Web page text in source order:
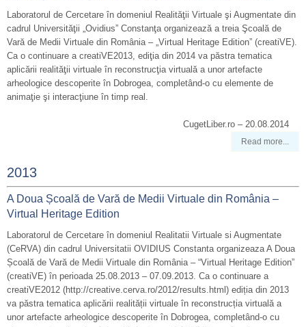
Laboratorul de Cercetare în domeniul Realităţii Virtuale şi Augmentate din
cadrul Universităţii „Ovidius” Constanţa organizează a treia Şcoală de
Vară de Medii Virtuale din România – „Virtual Heritage Edition” (creatiVE).
Ca o continuare a creatiVE2013, ediţia din 2014 va păstra tematica
aplicării realităţii virtuale în reconstrucţia virtuală a unor artefacte
arheologice descoperite în Dobrogea, completând-o cu elemente de
animaţie şi interacţiune în timp real.
CugetLiber.ro – 20.08.2014
Read more...
2013
A Doua Școală de Vară de Medii Virtuale din România –
Virtual Heritage Edition
Laboratorul de Cercetare în domeniul Realitatii Virtuale si Augmentate
(CeRVA) din cadrul Universitatii OVIDIUS Constanta organizeaza A Doua
Școală de Vară de Medii Virtuale din România – “Virtual Heritage Edition”
(creatiVE) în perioada 25.08.2013 – 07.09.2013. Ca o continuare a
creatiVE2012 (http://creative.cerva.ro/2012/results.html) ediția din 2013
va păstra tematica aplicării realității virtuale în reconstrucția virtuală a
unor artefacte arheologice descoperite în Dobrogea, completând-o cu